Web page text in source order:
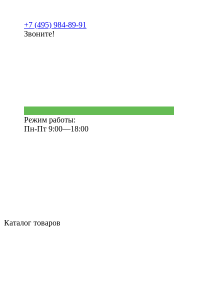
+7 (495) 984-89-91
Звоните!
Режим работы:
Пн-Пт 9:00—18:00
Каталог товаров